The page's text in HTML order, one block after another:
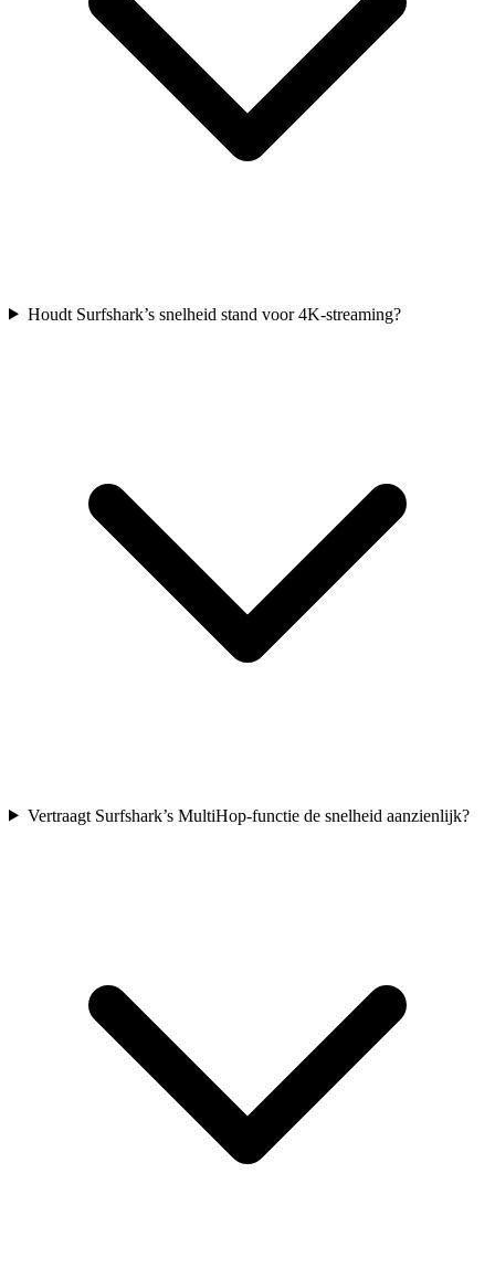
Houdt Surfshark’s snelheid stand voor 4K-streaming?
Vertraagt Surfshark’s MultiHop-functie de snelheid aanzienlijk?